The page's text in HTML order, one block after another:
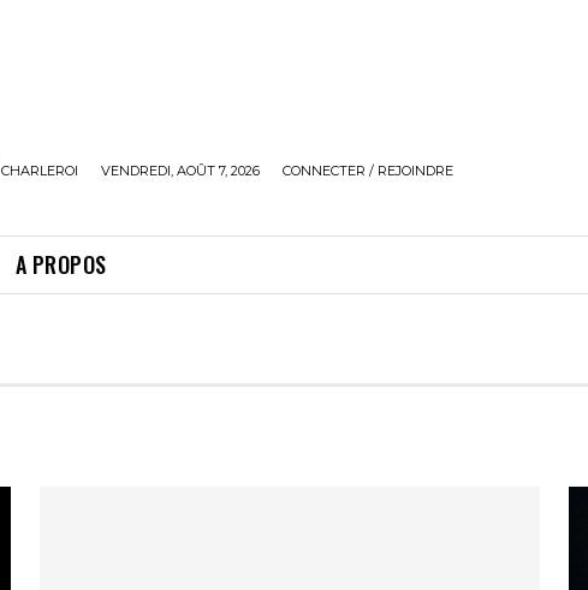
CHARLEROI VENDREDI, AOÛT 7, 2026 CONNECTER / REJOINDRE
A PROPOS